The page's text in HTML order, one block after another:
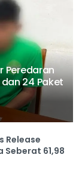
Peredaran
24 Paket
Release
Seberat 61,98